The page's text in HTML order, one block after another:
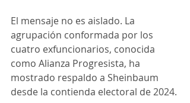
El mensaje no es aislado. La
agrupación conformada por los
cuatro exfuncionarios, conocida
como Alianza Progresista, ha
mostrado respaldo a Sheinbaum
desde la contienda electoral de 2024.